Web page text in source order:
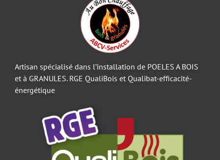
Artisan spécialisé dans l’installation de POELES A BOIS
et à GRANULES. RGE QualiBois et Qualibat-efficacité-
énergétique